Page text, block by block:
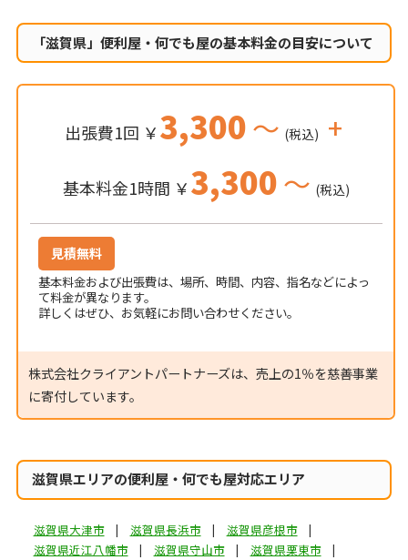
「滋賀県」便利屋・何でも屋の基本料金の目安について
出張費1回 ￥3,300～ (税込) +
基本料金1時間 ￥3,300～ (税込)
見積無料
基本料金および出張費は、場所、時間、内容、指名などによっ
て料金が異なります。
詳しくはぜひ、お気軽にお問い合わせください。
株式会社クライアントパートナーズは、売上の1％を慈善事業
に寄付しています。
滋賀県エリアの便利屋・何でも屋対応エリア
滋賀県大津市 滋賀県長浜市
滋賀県彦根市
滋賀県近江八幡市
滋賀県守山市
滋賀県栗東市